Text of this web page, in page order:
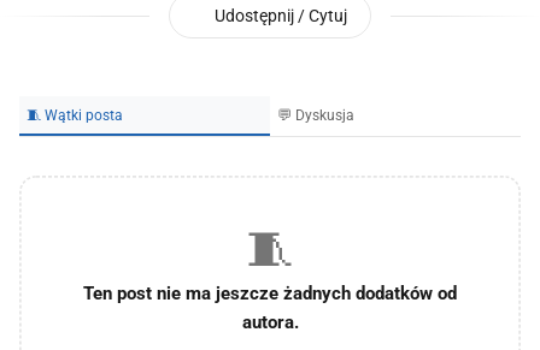
Udostępnij / Cytuj
🧵 Wątki posta 💬 Dyskusja
🧵
Ten post nie ma jeszcze żadnych dodatków od
autora.